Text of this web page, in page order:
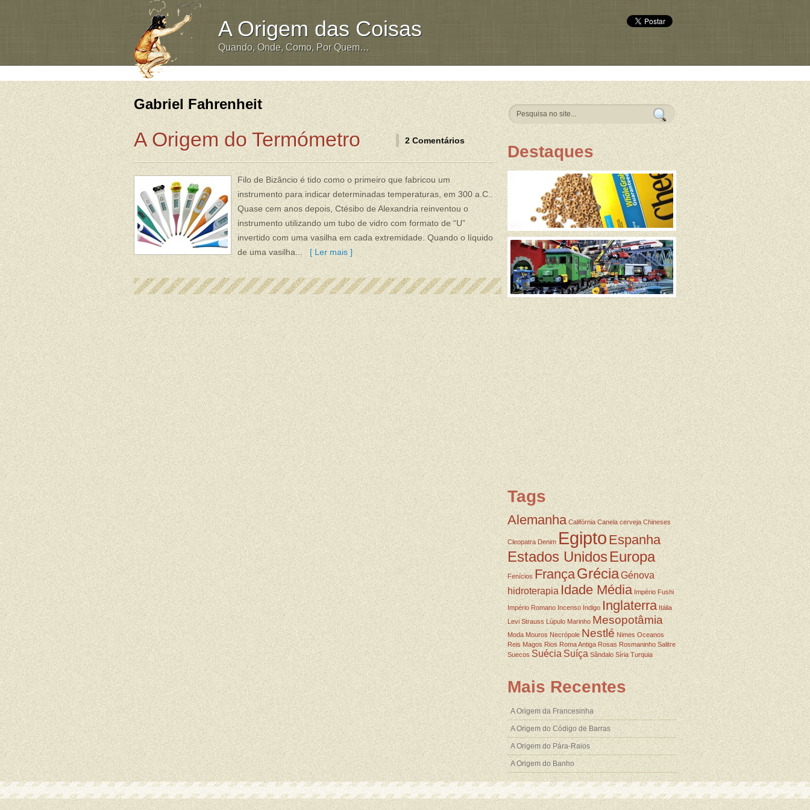
A Origem das Coisas
Quando, Onde, Como, Por Quem…
Gabriel Fahrenheit
A Origem do Termómetro 2 Comentários
Filo de Bizâncio é tido como o primeiro que fabricou um
instrumento para indicar determinadas temperaturas, em 300 a.C..
Quase cem anos depois, Ctésibo de Alexandria reinventou o
instrumento utilizando um tubo de vidro com formato de “U”
invertido com uma vasilha em cada extremidade. Quando o líquido
de uma vasilha...[ Ler mais ]
Destaques
Tags
Alemanha Califórnia Canela cerveja Chineses
Cleopatra Denim EgiptoEspanha
Estados UnidosEuropa
Fenícios FrançaGréciaGénova
hidroterapiaIdade Média Império Fushi
Império Romano Incenso Indigo Inglaterra Itália
Levi Strauss Lúpulo Marinho Mesopotâmia
Moda Mouros Necrópole Nestlé Nimes Oceanos
Reis Magos Rios Roma Antiga Rosas Rosmaninho Salitre
Suecos Suécia Suíça Sândalo Síria Turquia
Mais Recentes
A Origem da Francesinha
A Origem do Código de Barras
A Origem do Pára-Raios
A Origem do Banho